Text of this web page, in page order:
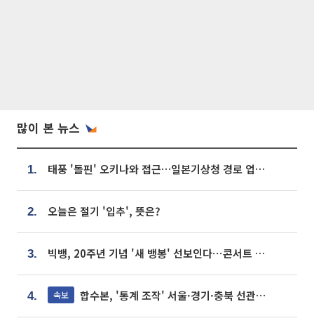
많이 본 뉴스
1. 태풍 '돌핀' 오키나와 접근…일본기상청 경로 업데이트
2. 오늘은 절기 '입추', 뜻은?
3. 빅뱅, 20주년 기념 '새 뱅봉' 선보인다⋯콘서트 앞두고 팝업 개최
4. 속보 합수본, '통계 조작' 서울·경기·충북 선관위 등 추가 압수수색